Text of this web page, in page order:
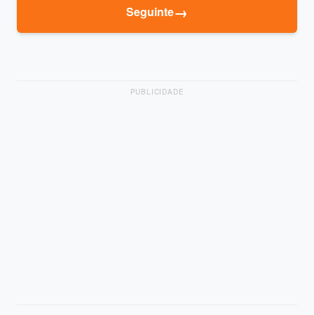
Seguinte→
PUBLICIDADE